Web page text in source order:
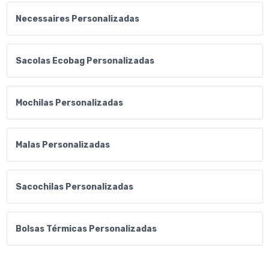
Necessaires Personalizadas
Sacolas Ecobag Personalizadas
Mochilas Personalizadas
Malas Personalizadas
Sacochilas Personalizadas
Bolsas Térmicas Personalizadas